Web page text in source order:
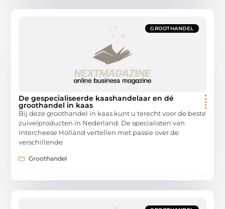
GROOTHANDEL
De gespecialiseerde kaashandelaar en dé
groothandel in kaas
Bij deze groothandel in kaas kunt u terecht voor de beste
zuivelproducten in Nederland. De specialisten van
Intercheese Holland vertellen met passie over de
verschillende
Groothandel